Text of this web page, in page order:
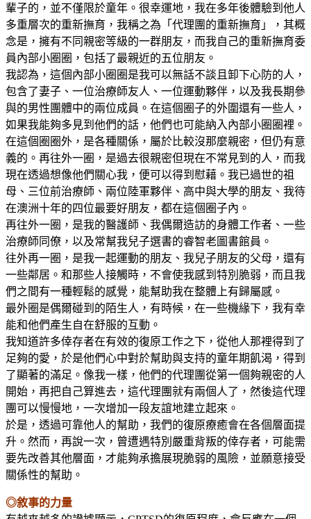
輩子的，並不僅限於童年。很幸運地，我在多年後體驗到他人
多重層次的重新撫育，我稱之為「代理團的重新撫育」，其概
念是，擁有不同親密等級的一群朋友，而我自己的重新撫育委
員內部小圈圈，包括了最親近的五位朋友。
我認為，這個內部小圈圈是我可以無話不談且卸下心防的人，
包含了妻子、一位治療師友人、一位運動夥伴，以及我長期參
與的男性團體中的兩位成員。在這個圈子的外圍還有一些人，
如果我能夠多見到他們的話，他們也可能納入內部小圈圈裡。
在這個圈圈外，是各種關係，屬於比較沒那麼親密，但仍有意
義的。再往外一圈，是過去很親密但現在不常見到的人，而我
現在透過想像他們關心我，便可以得到慰藉。我已過世的祖
母、三位前治療師、兩位陸軍夥伴、高中與大學的朋友、我待
在澳洲十年的四位最要好朋友，都在這個圈子內。
再往外一圈，是我的醫護師、我偶爾造訪的身體工作者、一些
治療師同僚，以及常幫我兒子選書的睿智老圖書館員。
往外再一圈，是我一起運動的朋友、我兒子朋友的父母，還有
一些鄰居。和那些人接觸時，不會使我感到特別脆弱，而且我
們之間有一種輕鬆的感覺，能幫助我在整體上有歸屬感。
最外圈是偶爾碰到的陌生人，有時候，在一些機緣下，我有幸
能和他們產生自在舒服的互動。
我知道許多倖存者在有效的復原工作之下，從他人那裡得到了
足夠的愛，於是他們心中對於幫助與支持的童年期飢渴，得到
了顯著的滿足。像我一樣，他們的代理團從第一個夠親密的人
開始，再把自己算進去，這代理團就有兩個人了，然後這代理
團可以慢慢地，一次增加一段友誼地建立起來。
於是，透過可靠他人的幫助，我們的復原療癒會在各個層面提
升。然而，再說一次，曾遭遇特別嚴重背叛的倖存者，可能需
要先改善其他層面，才能夠承擔展現脆弱的風險，並願意接受
關係性的幫助。
◎敘事的力量